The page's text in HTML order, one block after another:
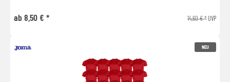
ab 8,50 € * 14,60 € *UVP
NEU